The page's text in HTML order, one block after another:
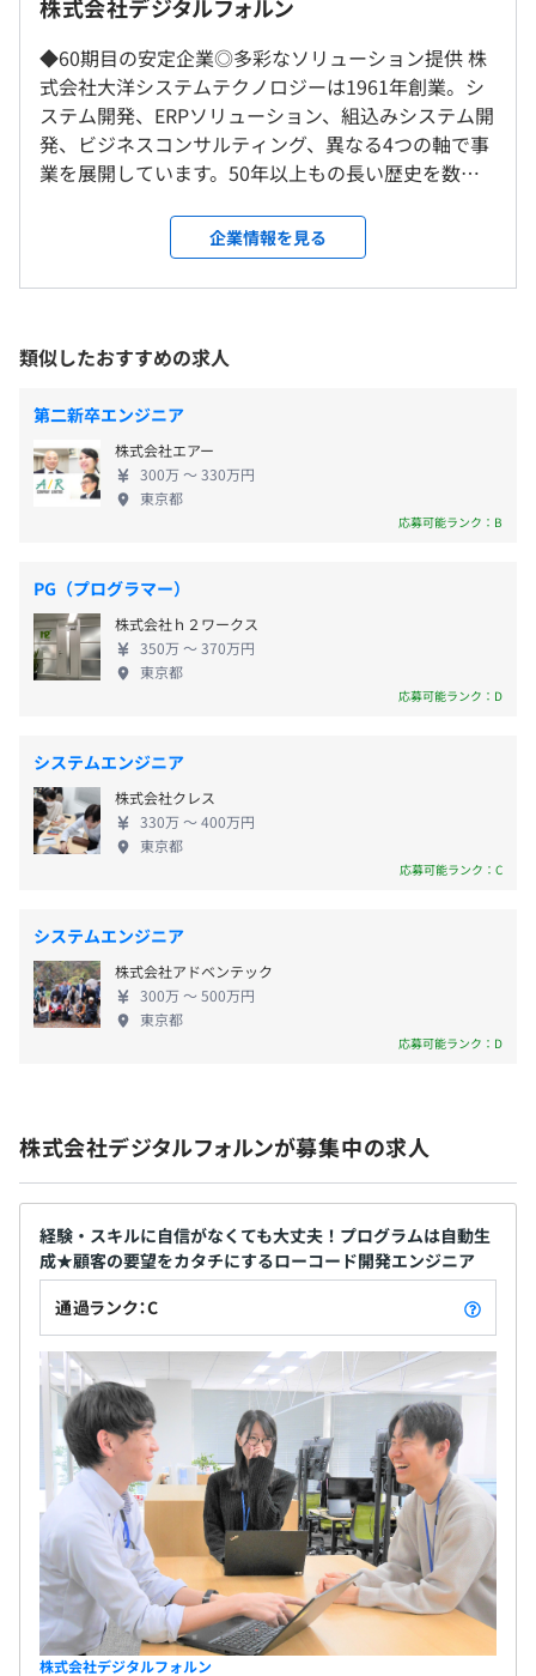
＆ドロップだけでシステムをつくることが可能なため、全
体の処理が視覚的に見えやすく、 エンジニア経験が浅い
方でもすぎに馴染みやすいことから、システム開発全体を
早く理解できます。
◆Webアプリケーション開発（ITエンジニア）
幅広い業界・業種の業務系システムを中心にエンタメのサ
ービスまで幅広い開発を行っております。
【プロジェクト例（ローコード開発）】
製造系：予実管理・工程管理システム
物流・倉庫系：輸出入管理・在庫管理・シフト管理・勤怠
管理・収支予測システム
建設系：製品構成管理システム
流通・小売計：大手中古本・中古家電販売の査定買取シス
テム
情報サービス系：ECサイト構築／カード決済システム
サービス系：旅行業向け基幹システム
◆研修は業務時間内に受講可能
スキルと希望に合わせた研修を数多くご用意。スキルアッ
プのために積極的に参加してください。その他に業務に必
◆階層別の研修
マネジャー研修・エグゼクティブセミナー・その他外部研
修
います。
◆社外研修
Java技術習得、LAN環境構築、Linux（シェルプログラミ
ング）、オラクル技術セミナー、オブジェクト指向開発プ
ロセス研修、プロジェクトマネジメント研修など幅広いプ
ログラムに会社負担で参加可能です。
◆資格取得支援制度あり
ITパスポート／基本情報技術者／応用情報技術者／AWS
認定資格（Foundational）／LPIC/LinuC レベル2／
LinuC レベル1／Oracle認定
CPU：Core i 7
メモリ：16GB
HDD：SSD256GB～SSD512GB
社内もしくはお客様先での勤務となります。
リモートでの勤務も相談可能です。
就業場所の変更範囲
＜雇入時＞
東京本社、および自宅
会社の定める場所（テレワークを行う場所を含む）
あり
■銀座線「⻁ノ⾨駅」より徒歩2分
■⽇⽐⾕線・千代⽥線「霞が関駅」より徒歩7分
■南北線「溜池⼭王駅」より徒歩9分
■都営三⽥線「内幸町駅」より徒歩10分
原則9：00～18：00
※ただし、勤務時間・休憩時間はプロジェクト先により変
わる場合があります。
平均残業時間：平均13時間／月
【年間休日120日以上】
■完全週休2日制（土・日）
■祝日
■年末年始休暇
■創立記念日
■慶弔休暇
交通費を支給しています。
■業績賞与：年2回（3月・9月）
■社員表彰制度あり
社会保険完備（健康保険・厚生年金加入・雇用保険・労災
無期雇用
6カ月（待遇の変更はありません）
株式会社デジタルフォルン
◆60期目の安定企業◎多彩なソリューション提供 株
式会社大洋システムテクノロジーは1961年創業。シ
ステム開発、ERPソリューション、組込みシステム開
発、ビジネスコンサルティング、異なる4つの軸で事
業を展開しています。50年以上もの長い歴史を数え
ス展開」にあります。情報サービス・流通・通信・医
療・介護など各業界のニーズにあわせて、多彩なソ
リューションを提供。また、アジアを起点にベンチ
ど、グローバルなビジネス展開も行っています。 ◆
上流工程を担うグローバルなプロフェッショナル集
団へ 弊社の基本戦略は「人材のプロフェッショナル
化。そしてビジネスの上流工程を担う」です。お客様
のプロジェクトを成功させるには、上流工程におけ
る構想デザインに参画し、企画を適切に行なうこと
が鍵になります。お客様からヒアリングした要件を満
る提案を重ね、真に貢献するソリューション事業を
推進していきます。また、ネットワークを介してアジ
アの国々と日本が密接に繋がれた今、当社もアジア
を起点にグローバルビジネスを展開しています。 ◆
社員のスキルアップやモチベーション向上のための
実させています。定期的に評価を行いキャリアアップ
へ繋げる「スキル管理」、社員同士の交流を育む
「社内SNS」、若手から経営幹部まで自由に受講で
きる「研修制度」、受験料支給～最大15万円まで支
は、多くのイベントの企画開催のほか、社員同士の
飲み会の補助費を支給するなど、社員が楽しく働け
るさまざまな工夫をしています。
企業情報を見る
類似したおすすめの求人
第二新卒エンジニア
株式会社エアー
300万 〜 330万円
東京都
応募可能ランク：B
PG（プログラマー）
株式会社ｈ２ワークス
350万 〜 370万円
東京都
応募可能ランク：D
システムエンジニア
株式会社クレス
330万 〜 400万円
東京都
応募可能ランク：C
システムエンジニア
株式会社アドベンテック
300万 〜 500万円
東京都
応募可能ランク：D
株式会社デジタルフォルンが募集中の求人
経験・スキルに自信がなくても大丈夫！プログラムは自動生
成★顧客の要望をカタチにするローコード開発エンジニア
通過ランク：C
株式会社デジタルフォルン